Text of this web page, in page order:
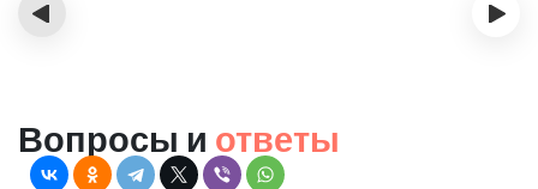
‹ ›
Вопросы и ответы